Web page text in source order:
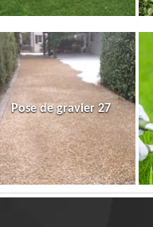
Pose de gravier 27